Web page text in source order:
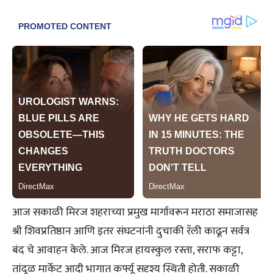
आज सकाळी मिरज शहराच्या प्रमुख मार्गावरून मराठा समाजासह
श्री शिवप्रतिष्ठान आणि इतर संघटनांनी दुचाकी रॅली काढून सर्वत्र
बंद चे आवाहन केले. आज मिरज हायस्कुल रस्ता, सराफ कट्टा,
तांदूळ मार्केट आदी भागात कर्फ्यू सदृश्य स्थिती होती. सकाळी